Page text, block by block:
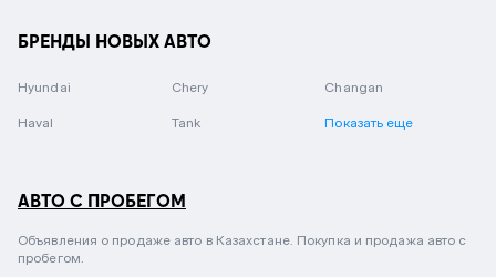
БРЕНДЫ НОВЫХ АВТО
Hyundai Chery Changan
Haval Tank Показать еще
АВТО С ПРОБЕГОМ
Объявления о продаже авто в Казахстане. Покупка и продажа авто с
пробегом.